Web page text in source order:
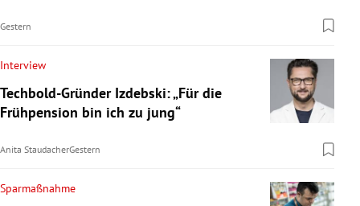
Gestern
Interview
Techbold-Gründer Izdebski: „Für die
Frühpension bin ich zu jung“
Anita StaudacherGestern
Sparmaßnahme